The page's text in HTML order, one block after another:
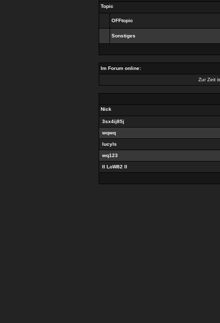
Topic
OFFtopic
Sonstiges
Im Forum online:
Zur Zeit
Nick
3sx4ij85j
wqwq
lucyls
wq123
II LoW82 II